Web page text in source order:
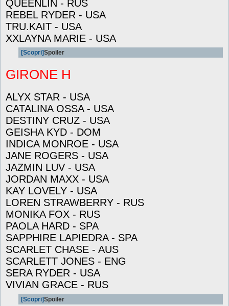
QUEENLIN - RUS
REBEL RYDER - USA
TRU.KAIT - USA
XXLAYNA MARIE - USA
[Scopri]Spoiler
GIRONE H
ALYX STAR - USA
CATALINA OSSA - USA
DESTINY CRUZ - USA
GEISHA KYD - DOM
INDICA MONROE - USA
JANE ROGERS - USA
JAZMIN LUV - USA
JORDAN MAXX - USA
KAY LOVELY - USA
LOREN STRAWBERRY - RUS
MONIKA FOX - RUS
PAOLA HARD - SPA
SAPPHIRE LAPIEDRA - SPA
SCARLET CHASE - AUS
SCARLETT JONES - ENG
SERA RYDER - USA
VIVIAN GRACE - RUS
[Scopri]Spoiler